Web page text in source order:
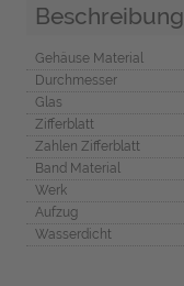
Beschreibung
Gehäuse Material
Durchmesser
Glas
Zifferblatt
Zahlen Zifferblatt
Band Material
Werk
Aufzug
Wasserdicht